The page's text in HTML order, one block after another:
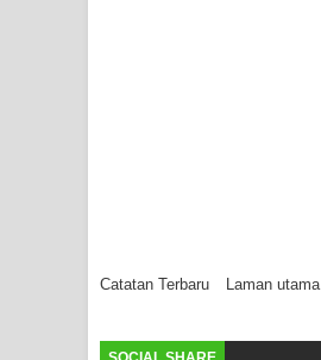
Catatan Terbaru Laman utama